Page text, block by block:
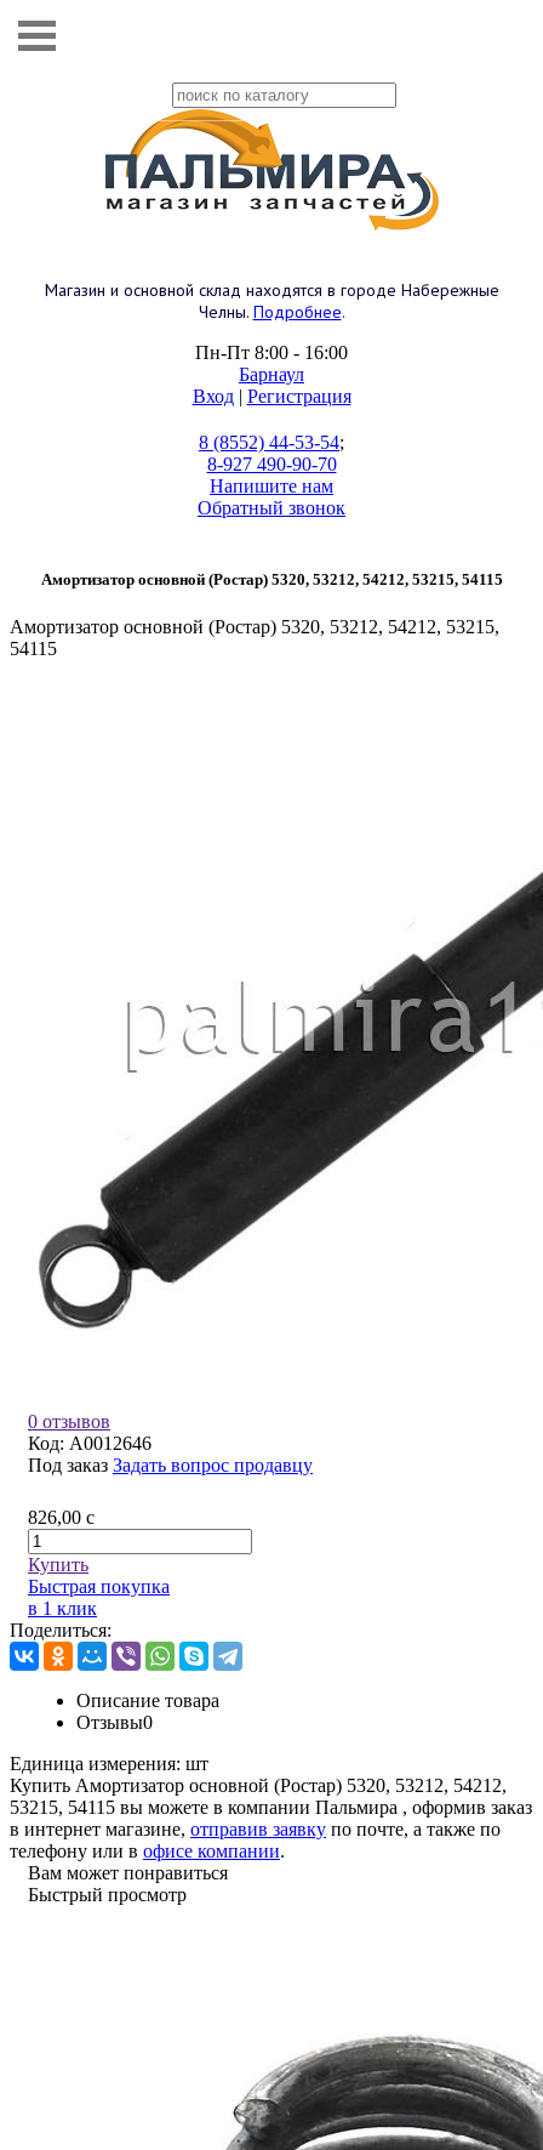
Магазин и основной склад находятся в городе Набережные
Челны. Подробнее.
Пн-Пт 8:00 - 16:00
Барнаул
Вход| Регистрация
8 (8552) 44-53-54;
8-927 490-90-70
Напишите нам
Обратный звонок
Амортизатор основной (Ростар) 5320, 53212, 54212, 53215, 54115
Амортизатор основной (Ростар) 5320, 53212, 54212, 53215,
54115
0 отзывов
Код: A0012646
Под заказ Задать вопрос продавцу
826,00 c
Купить
Быстрая покупка
в 1 клик
Поделиться:
Описание товара
Отзывы0
Единица измерения: шт
Купить Амортизатор основной (Ростар) 5320, 53212, 54212,
53215, 54115 вы можете в компании Пальмира , оформив заказ
в интернет магазине, отправив заявку по почте, а также по
телефону или в офисе компании.
Вам может понравиться
Быстрый просмотр